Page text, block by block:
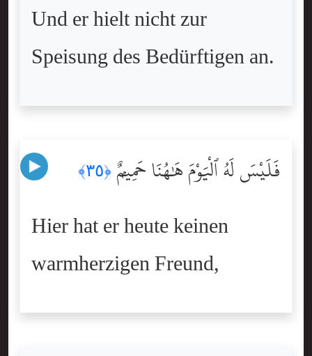
Und er hielt nicht zur
Speisung des Bedürftigen an.
فَلَيْسَ لَهُ ٱلْيَوْمَ هَٰهُنَا حَمِيمٌۭ ﴿٣٥﴾
Hier hat er heute keinen
warmherzigen Freund,